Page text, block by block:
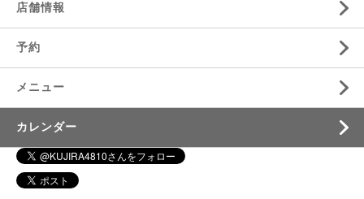
店舗情報
予約
メニュー
カレンダー